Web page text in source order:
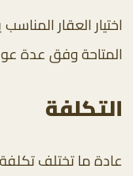
اختيار العقار
المتاحة وفق عدة
التكلفة
عادة ما تختلف